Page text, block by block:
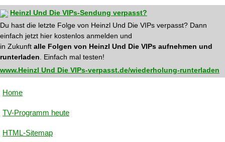
Heinzl Und Die VIPs-Sendung verpasst?
Du hast die letzte Folge von Heinzl Und Die VIPs verpasst? Dann
einfach jetzt hier kostenlos anmelden und
in Zukunft alle Folgen von Heinzl Und Die VIPs aufnehmen und
runterladen . Einfach mal testen!
www.Heinzl Und Die VIPs-verpasst.de/wiederholung-runterladen
Home
TV-Programm heute
HTML-Sitemap